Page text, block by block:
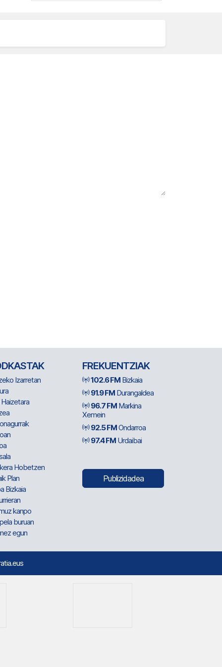
Izarretan
Hobetzen
Plan
Bizkaia
kanpo
buruan
egun
FREKUENTZIAK
102.6 FM Bizkaia
91.9 FM Durangaldea
96.7 FM Markina
Xemein
92.5 FMOndarroa
97.4 FM Urdaibai
Publizidadea